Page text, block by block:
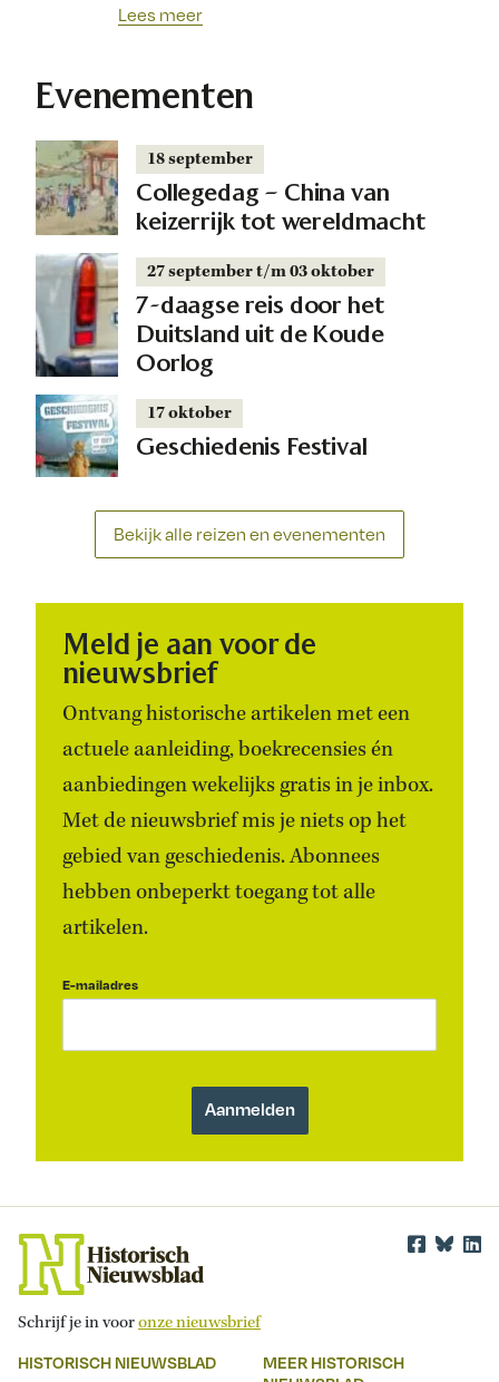
Lees meer
Evenementen
18 september
Collegedag – China van
keizerrijk tot wereldmacht
27 september t/m 03 oktober
7-daagse reis door het
Duitsland uit de Koude
Oorlog
17 oktober
Geschiedenis Festival
Bekijk alle reizen en evenementen
Meld je aan voor de
nieuwsbrief
Ontvang historische artikelen met een
actuele aanleiding, boekrecensies én
aanbiedingen wekelijks gratis in je inbox.
Met de nieuwsbrief mis je niets op het
gebied van geschiedenis. Abonnees
hebben onbeperkt toegang tot alle
artikelen.
E-mailadres
Schrijf je in vooronze nieuwsbrief
HISTORISCH NIEUWSBLAD
MEER HISTORISCH